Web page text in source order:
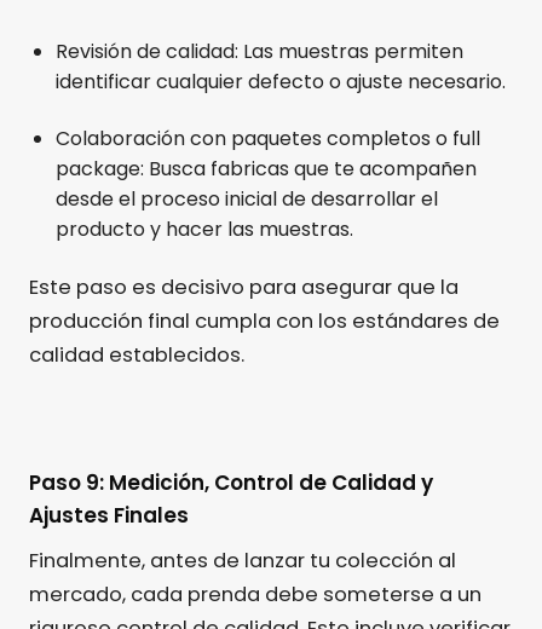
Revisión de calidad: Las muestras permiten
identificar cualquier defecto o ajuste necesario.
Colaboración con paquetes completos o full
package: Busca fabricas que te acompañen
desde el proceso inicial de desarrollar el
producto y hacer las muestras.
Este paso es decisivo para asegurar que la
producción final cumpla con los estándares de
calidad establecidos.
Paso 9: Medición, Control de Calidad y
Ajustes Finales
Finalmente, antes de lanzar tu colección al
mercado, cada prenda debe someterse a un